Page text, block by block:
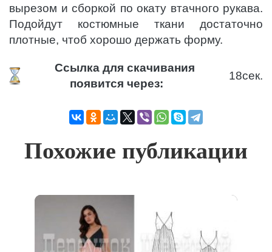
вырезом и сборкой по окату втачного рукава.
Подойдут костюмные ткани достаточно
плотные, чтоб хорошо держать форму.
Ссылка для скачивания
появится через:
17сек.
Похожие публикации